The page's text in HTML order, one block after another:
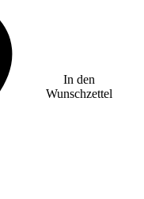
In den
Wunschzettel